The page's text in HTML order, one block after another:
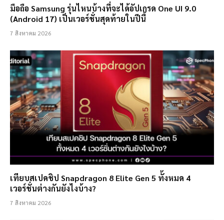
มือถือ Samsung รุ่นไหนบ้างที่จะได้อัปเกรด One UI 9.0
(Android 17) เป็นเวอร์ชั่นสุดท้ายในปีนี้
7 สิงหาคม 2026
เทียบสเปคชิป Snapdragon 8 Elite Gen 5 ทั้งหมด 4
เวอร์ชั่นต่างกันยังไงบ้าง?
7 สิงหาคม 2026